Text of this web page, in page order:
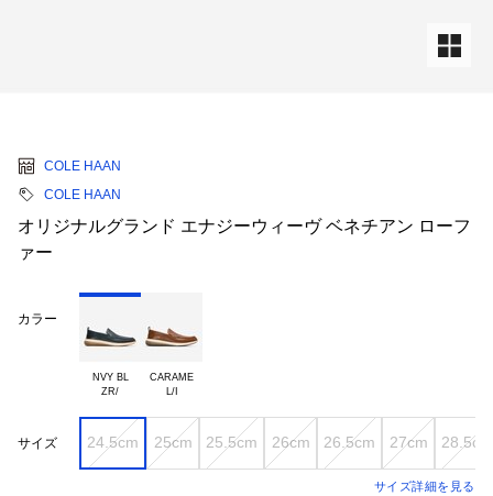
COLE HAAN
COLE HAAN
オリジナルグランド エナジーウィーヴ ベネチアン ローフ
ァー
カラー
NVY BL
CARAME
サイズ 24.5cm 25cm 25.5cm 26cm 26.5cm 27cm 28.5cm
サイズ詳細を見る